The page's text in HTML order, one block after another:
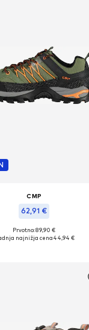
CMP
62,91 €
velikosti: 41
Prvotno: 89,90 €
najnižja cena44,94 €